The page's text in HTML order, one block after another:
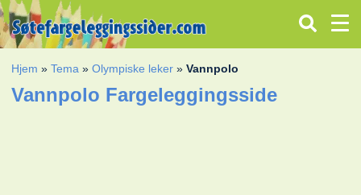
Hjem »Tema »Olympiske leker »Vannpolo
Vannpolo Fargeleggingsside